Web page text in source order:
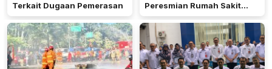
Terkait Dugaan Pemerasan
Peresmian Rumah Sakit
Bhayangkara Dr Yusuf
Wibisono Banjarbaru